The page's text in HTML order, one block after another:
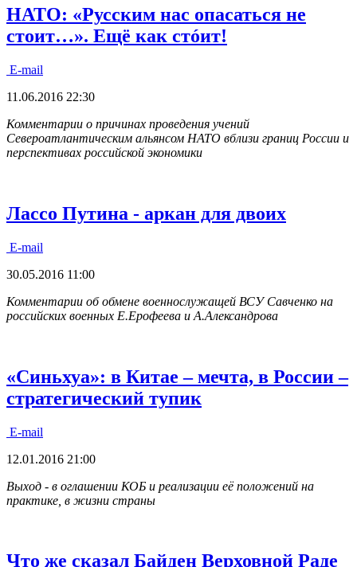
НАТО: «Русским нас опасаться не
стоит…». Ещё как стóит!
E-mail
11.06.2016 22:30
Комментарии о причинах проведения учений
Североатлантическим альянсом НАТО вблизи границ России и
перспективах российской экономики
Лассо Путина - аркан для двоих
E-mail
30.05.2016 11:00
Комментарии об обмене военнослужащей ВСУ Савченко на
российских военных Е.Ерофеева и А.Александрова
«Синьхуа»: в Китае – мечта, в России –
стратегический тупик
E-mail
12.01.2016 21:00
Выход - в оглашении КОБ и реализации её положений на
практике, в жизни страны
Что же сказал Байден Верховной Раде